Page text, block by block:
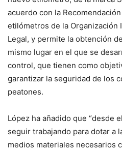
acuerdo con la
etilómetros de la
Legal, y permite la obtención
mismo lugar en el que se
control, que tienen como
garantizar la seguridad de los
peatones.
López ha añadido que “desde
seguir trabajando para dotar a
medios materiales necesarios